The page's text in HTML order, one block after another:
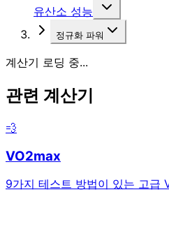
유산소 성능
정규화 파워
계산기 로딩 중...
관련 계산기
💨
VO2max
9가지 테스트 방법이 있는 고급